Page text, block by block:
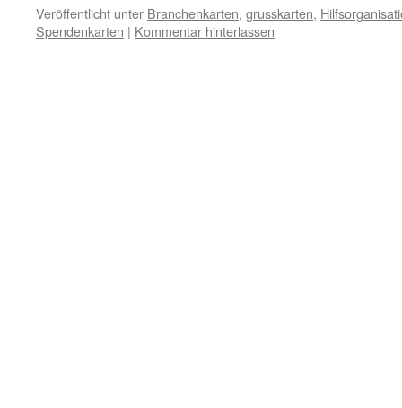
Veröffentlicht unter Branchenkarten, grusskarten,
Spendenkarten | Kommentar hinterlassen